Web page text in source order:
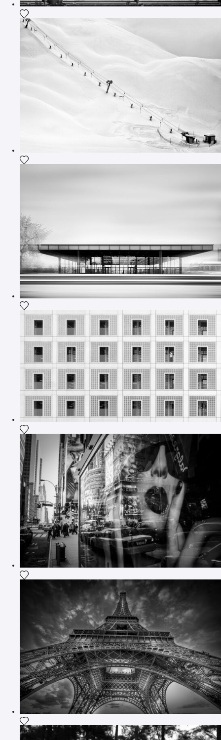
Ajouter la photographie à ma wishlist
Ajouter la photographie à ma wishlist
Ajouter la photographie à ma wishlist
Ajouter la photographie à ma wishlist
Ajouter la photographie à ma wishlist